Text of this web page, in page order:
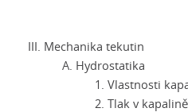
Mechanika tekutin
Hydrostatika
Vlastnosti
Tlak v